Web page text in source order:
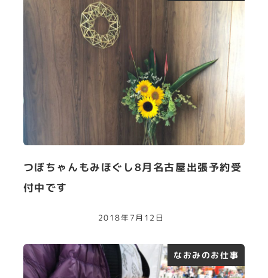
つぼちゃんもみほぐし8月名古屋出張予約受
付中です
2018年7月12日
なおみのお仕事